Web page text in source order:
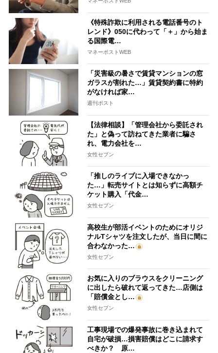
《特殊詐欺に利用される電話番号のト
レンド》050に代わって「＋」から始ま
る国際電…
マネーポストWEB
「災害級の暑さで賃貸マンションの窓
ガラスが割れた…」賃貸契約書に特約
がなければ家…
週刊ポスト
【法律相談】「管理会社から委託され
た」と偽って訪ねてきた業者に騙さ
れ、電力会社を…
女性セブン
「推しのライブに入場できなかっ
た…」転売サイトとは知らずに高額チ
ケット購入「代金…
女性セブン
高校生が部活イベントのためにオリジ
ナルTシャツを注文したが、当日に間に
合わなかった…
女性セブン
お気に入りのブラウスをクリーニング
に出したら破れて返ってきた…店側は
「賠償金とし…
女性セブン
工事現場での爆発事故に巻き込まれて
自宅が破損…損害賠償はどこに請求す
べきか？ 原…